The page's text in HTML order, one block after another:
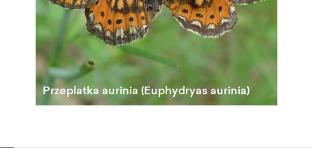
Przeplatka aurinia (Euphydryas aurinia)